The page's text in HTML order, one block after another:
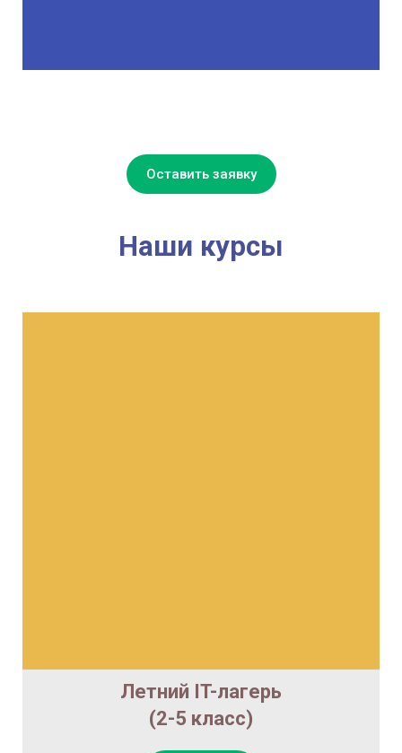
Оставить заявку
Наши курсы
Летний IT-лагерь
(2-5 класс)